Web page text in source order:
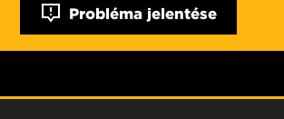
Probléma jelentése